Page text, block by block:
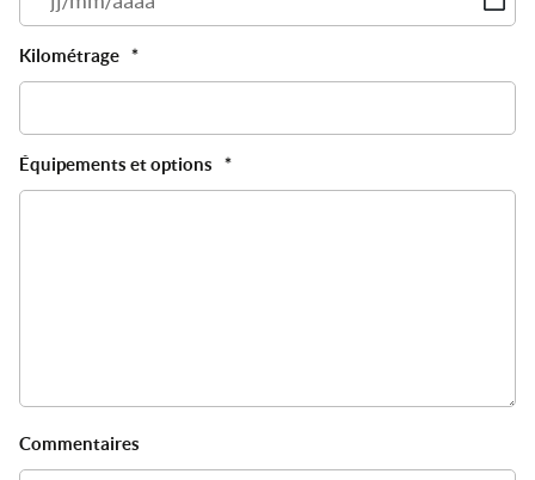
Kilométrage *
Équipements et options *
Commentaires